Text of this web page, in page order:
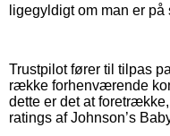
ligegyldigt om man er
Trustpilot fører til tilpas
række forhenværende
dette er det at
ratings af Johnson’s